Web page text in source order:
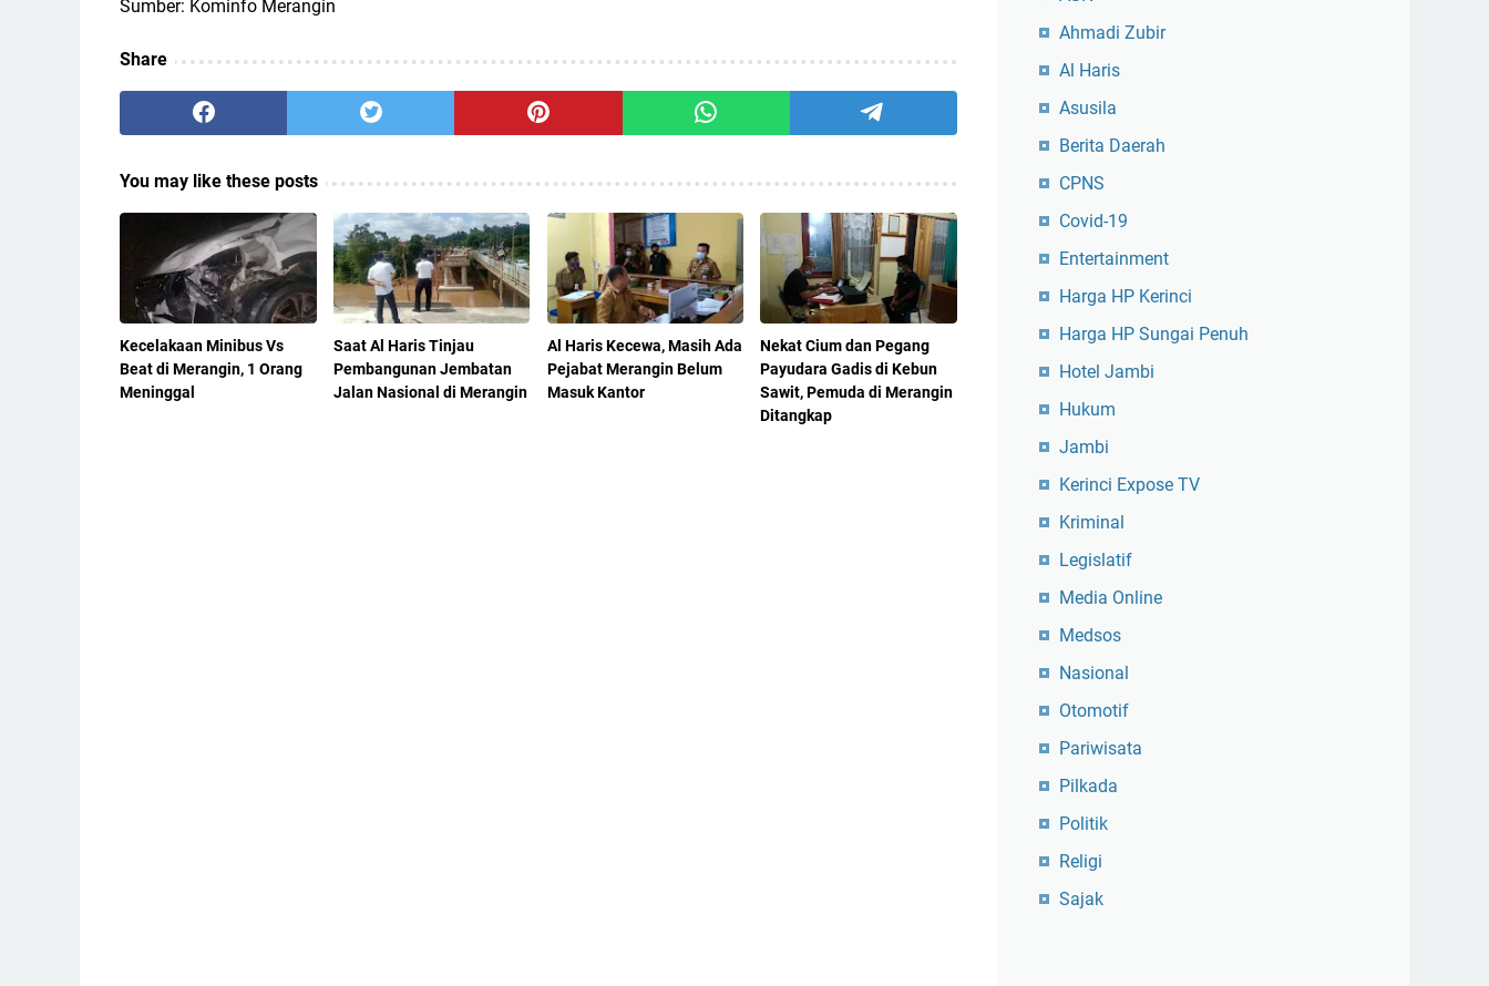
Sumber: Kominfo Merangin
Share
You may like these posts
Kecelakaan Minibus Vs
Beat di Merangin, 1 Orang
Meninggal
Saat Al Haris Tinjau
Pembangunan Jembatan
Jalan Nasional di Merangin
Al Haris Kecewa, Masih Ada
Pejabat Merangin Belum
Masuk Kantor
Nekat Cium dan Pegang
Payudara Gadis di Kebun
Sawit, Pemuda di Merangin
Ditangkap
Ahmadi Zubir
Al Haris
Asusila
Berita Daerah
CPNS
Covid-19
Entertainment
Harga HP Kerinci
Harga HP Sungai Penuh
Hotel Jambi
Hukum
Jambi
Kerinci Expose TV
Kriminal
Legislatif
Media Online
Medsos
Nasional
Otomotif
Pariwisata
Pilkada
Politik
Religi
Sajak